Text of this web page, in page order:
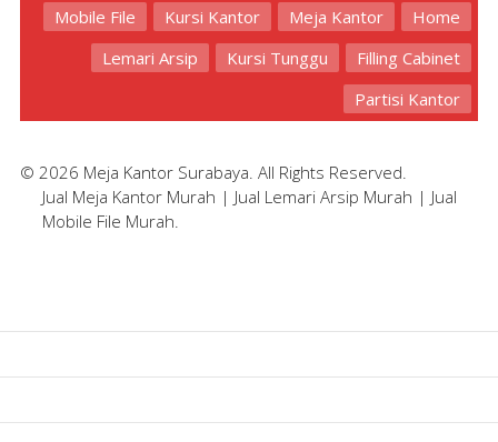
Home
Meja Kantor
Kursi Kantor
Mobile File
Filling Cabinet
Kursi Tunggu
Lemari Arsip
Partisi Kantor
© 2026 Meja Kantor Surabaya. All Rights Reserved.
Jual Meja Kantor Murah | Jual Lemari Arsip Murah | Jual
Mobile File Murah.